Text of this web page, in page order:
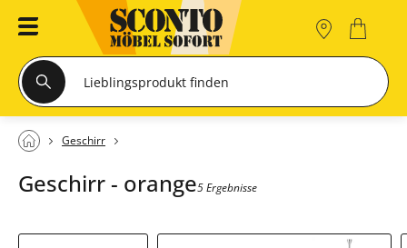
Geschirr
Geschirr - orange5 Ergebnisse